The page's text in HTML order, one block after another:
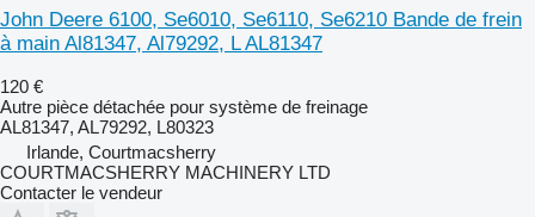
John Deere 6100, Se6010, Se6110, Se6210 Bande de frein
à main Al81347, Al79292, L AL81347
120 €
Autre pièce détachée pour système de freinage
AL81347, AL79292, L80323
Irlande, Courtmacsherry
COURTMACSHERRY MACHINERY LTD
Contacter le vendeur